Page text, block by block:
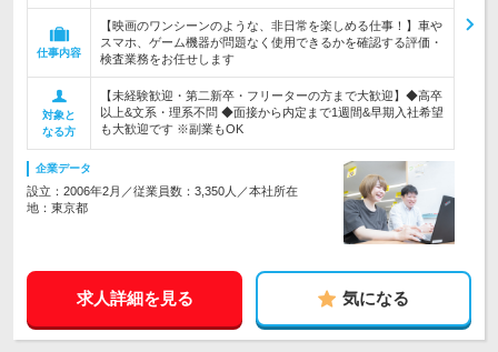
仕事内容
【映画のワンシーンのような、非日常を楽しめる仕事！】車や
スマホ、ゲーム機器が問題なく使用できるかを確認する評価・
検査業務をお任せします
対象と
なる方
【未経験歓迎・第二新卒・フリーターの方まで大歓迎】◆高卒
以上&文系・理系不問 ◆面接から内定まで1週間&早期入社希望
も大歓迎です ※副業もOK
企業データ
設立：2006年2月／従業員数：3,350人／本社所在
地：東京都
求人詳細を見る 気になる